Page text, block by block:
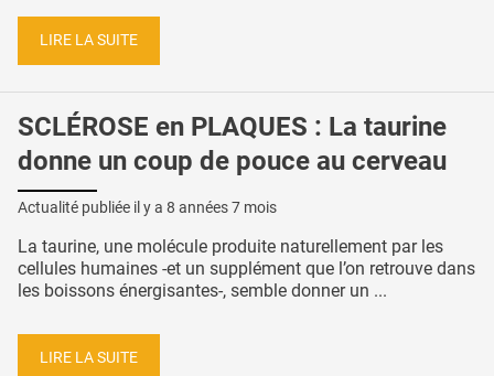
LIRE LA SUITE
SCLÉROSE en PLAQUES : La taurine
donne un coup de pouce au cerveau
Actualité publiée il y a 8 années 7 mois
La taurine, une molécule produite naturellement par les
cellules humaines -et un supplément que l’on retrouve dans
les boissons énergisantes-, semble donner un ...
LIRE LA SUITE